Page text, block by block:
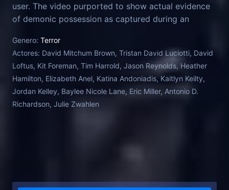
user. The video purported to show actual evidence
of demonic possession as captured during an
video received more than 8 million views. The 61
minute video drew instant criticism and complaints
claiming that what it actually showed was the abuse
and torture of a mentally ill man by members of his
church. The video was removed by Youtube for
violating their content agreement. This documentary
Genero: Terror
Actores: David Mitchum Brown, Tristan David Luciotti, David
Loftus, Kit Foreman, Tim Harrold, Jason Reynolds, Heather
Hamilton, Elizabeth Anel, Katina Andoniadis, Kaitlyn Keilty,
Jordan Kelley, Baylee Nicole Lane, Eric Miller, Antonio D.
Richardson, Julie Zwahlen